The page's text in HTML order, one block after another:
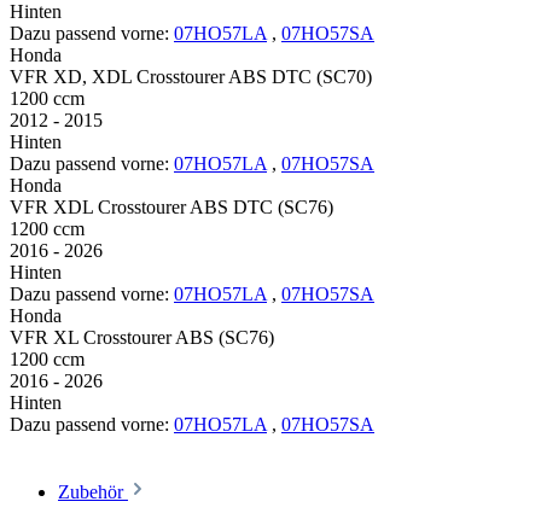
Hinten
Dazu passend vorne: 07HO57LA , 07HO57SA
Honda
VFR XD, XDL Crosstourer ABS DTC (SC70)
1200 ccm
2012 - 2015
Hinten
Dazu passend vorne: 07HO57LA , 07HO57SA
Honda
VFR XDL Crosstourer ABS DTC (SC76)
1200 ccm
2016 - 2026
Hinten
Dazu passend vorne: 07HO57LA , 07HO57SA
Honda
VFR XL Crosstourer ABS (SC76)
1200 ccm
2016 - 2026
Hinten
Dazu passend vorne: 07HO57LA , 07HO57SA
Zubehör